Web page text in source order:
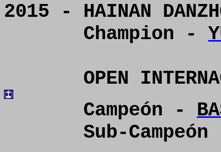
2015 - HAINAN
Champion -
OPEN
Campeón -
Sub-